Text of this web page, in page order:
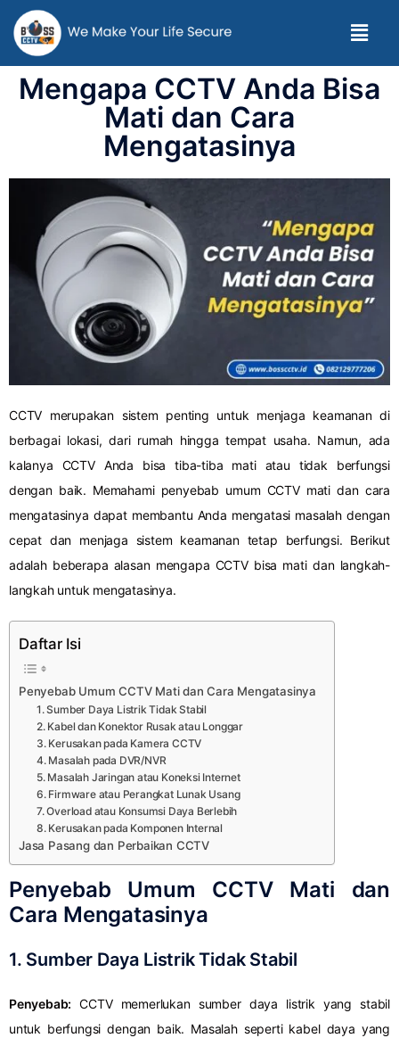
Mengapa CCTV Anda Bisa
Mati dan Cara
Mengatasinya
CCTV merupakan sistem penting untuk menjaga keamanan di
berbagai lokasi, dari rumah hingga tempat usaha. Namun, ada
kalanya CCTV Anda bisa tiba-tiba mati atau tidak berfungsi
dengan baik. Memahami penyebab umum CCTV mati dan cara
mengatasinya dapat membantu Anda mengatasi masalah dengan
cepat dan menjaga sistem keamanan tetap berfungsi. Berikut
adalah beberapa alasan mengapa CCTV bisa mati dan langkah-
langkah untuk mengatasinya.
Daftar Isi
Penyebab Umum CCTV Mati dan Cara Mengatasinya
1. Sumber Daya Listrik Tidak Stabil
2. Kabel dan Konektor Rusak atau Longgar
3. Kerusakan pada Kamera CCTV
4. Masalah pada DVR/NVR
5. Masalah Jaringan atau Koneksi Internet
6. Firmware atau Perangkat Lunak Usang
7. Overload atau Konsumsi Daya Berlebih
8. Kerusakan pada Komponen Internal
Jasa Pasang dan Perbaikan CCTV
Penyebab Umum CCTV Mati dan
Cara Mengatasinya
1. Sumber Daya Listrik Tidak Stabil
Penyebab: CCTV memerlukan sumber daya listrik yang stabil
untuk berfungsi dengan baik. Masalah seperti kabel daya yang